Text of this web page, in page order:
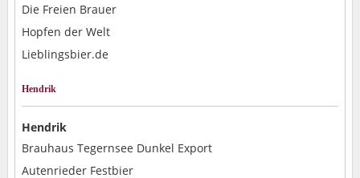
Die Freien Brauer
Hopfen der Welt
Lieblingsbier.de
Hendrik
Hendrik
Brauhaus Tegernsee Dunkel Export
Autenrieder Festbier